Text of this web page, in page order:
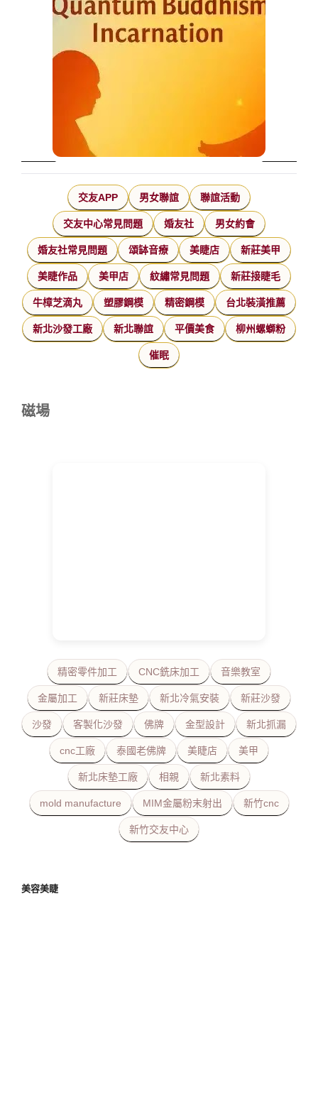
交友APP 男女聯誼 聯誼活動
交友中心常見問題 婚友社 男女約會
婚友社常見問題 頌缽音療 美睫店 新莊美甲
美睫作品 美甲店 紋繡常見問題 新莊接睫毛
牛樟芝滴丸 塑膠鋼模 精密鋼模 台北裝潢推薦
新北沙發工廠 新北聯誼 平價美食 柳州螺螄粉
催眠
磁場
精密零件加工 CNC銑床加工 音樂教室
金屬加工 新莊床墊 新北冷氣安裝 新莊沙發
沙發 客製化沙發 佛牌 金型設計 新北抓漏
cnc工廠 泰國老佛牌 美睫店 美甲
新北床墊工廠 相親 新北素料
mold manufacture MIM金屬粉末射出 新竹cnc
新竹交友中心
美容美睫